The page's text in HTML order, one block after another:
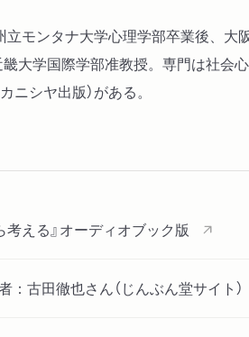
モンタナ大学心理学部卒業後、大
大学国際学部准教授。専門は社
ニシヤ出版）がある。
える』オーディオブック版
：古田徹也さん（じんぶん堂サイト）